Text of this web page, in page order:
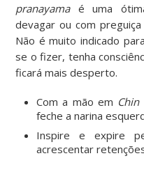
pranayamaé uma
devagar ou com
Não é muito indicado
se o fizer, tenha
ficará mais desperto.
Com a mão em Chin
feche a narina
Inspire e expire
acrescentar